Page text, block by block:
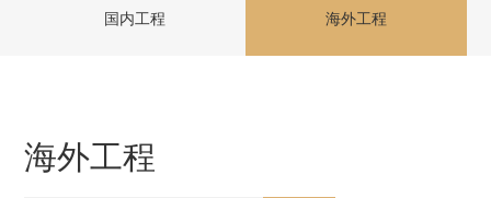
国内工程 海外工程
海外工程